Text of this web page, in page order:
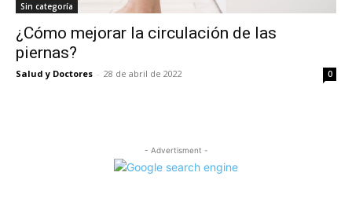
Sin categoría
¿Cómo mejorar la circulación de las
piernas?
Salud y Doctores - 28 de abril de 2022 0
- Advertisment -